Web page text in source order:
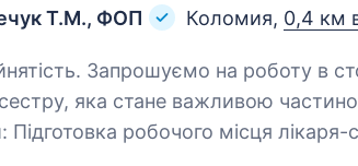
Т.М., ФОП Коломия, 0,4 км
в стоматологічний кабінет
яка стане важливою